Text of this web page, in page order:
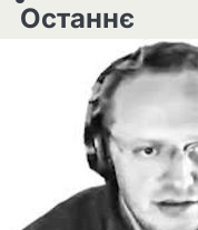
Останнє